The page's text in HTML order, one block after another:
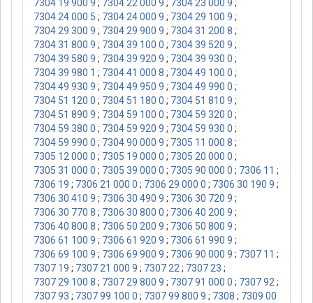
7304 19 900 9 ; 7304 22 000 9 ; 7304 23 000 9 ;
7304 24 000 5 ; 7304 24 000 9 ; 7304 29 100 9 ;
7304 29 300 9 ; 7304 29 900 9 ; 7304 31 200 8 ;
7304 31 800 9 ; 7304 39 100 0 ; 7304 39 520 9 ;
7304 39 580 9 ; 7304 39 920 9 ; 7304 39 930 0 ;
7304 39 980 1 ; 7304 41 000 8 ; 7304 49 100 0 ;
7304 49 930 9 ; 7304 49 950 9 ; 7304 49 990 0 ;
7304 51 120 0 ; 7304 51 180 0 ; 7304 51 810 9 ;
7304 51 890 9 ; 7304 59 100 0 ; 7304 59 320 0 ;
7304 59 380 0 ; 7304 59 920 9 ; 7304 59 930 0 ;
7304 59 990 0 ; 7304 90 000 9 ; 7305 11 000 8 ;
7305 12 000 0 ; 7305 19 000 0 ; 7305 20 000 0 ;
7305 31 000 0 ; 7305 39 000 0 ; 7305 90 000 0 ; 7306 11 ;
7306 19 ; 7306 21 000 0 ; 7306 29 000 0 ; 7306 30 190 9 ;
7306 30 410 9 ; 7306 30 490 9 ; 7306 30 720 9 ;
7306 30 770 8 ; 7306 30 800 0 ; 7306 40 200 9 ;
7306 40 800 8 ; 7306 50 200 9 ; 7306 50 800 9 ;
7306 61 100 9 ; 7306 61 920 9 ; 7306 61 990 9 ;
7306 69 100 9 ; 7306 69 900 9 ; 7306 90 000 9 ; 7307 11 ;
7307 19 ; 7307 21 000 9 ; 7307 22 ; 7307 23 ;
7307 29 100 8 ; 7307 29 800 9 ; 7307 91 000 0 ; 7307 92 ;
7307 93 ; 7307 99 100 0 ; 7307 99 800 9 ; 7308 ; 7309 00